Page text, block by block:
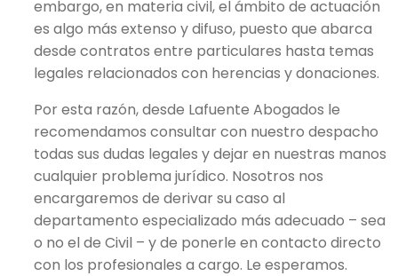
embargo, en materia civil, el ámbito de actuación
es algo más extenso y difuso, puesto que abarca
desde contratos entre particulares hasta temas
legales relacionados con herencias y donaciones.
Por esta razón, desde Lafuente Abogados le
recomendamos consultar con nuestro despacho
todas sus dudas legales y dejar en nuestras manos
cualquier problema jurídico. Nosotros nos
encargaremos de derivar su caso al
departamento especializado más adecuado – sea
o no el de Civil – y de ponerle en contacto directo
con los profesionales a cargo. Le esperamos.